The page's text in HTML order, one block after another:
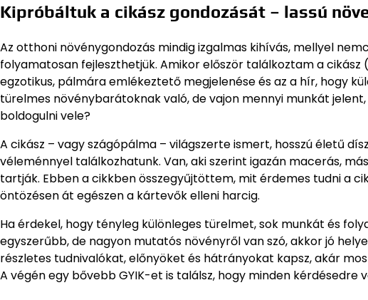
Kipróbáltuk a cikász gondozását – lassú
Az otthoni növénygondozás mindig izgalmas kihívás, mellyel
folyamatosan fejleszthetjük. Amikor először találkoztam a
egzotikus, pálmára emlékeztető megjelenése és az a hír, hogy
türelmes növénybarátoknak való, de vajon mennyi munkát
boldogulni vele?
A cikász – vagy szágópálma – világszerte ismert, hosszú életű
véleménnyel találkozhatunk. Van, aki szerint igazán macerás,
tartják. Ebben a cikkben összegyűjtöttem, mit érdemes tudni a
öntözésen át egészen a kártevők elleni harcig.
Ha érdekel, hogy tényleg különleges türelmet, sok munkát és
egyszerűbb, de nagyon mutatós növényről van szó, akkor jó
részletes tudnivalókat, előnyöket és hátrányokat kapsz, akár
A végén egy bővebb GYIK-et is találsz, hogy minden kérdésedre